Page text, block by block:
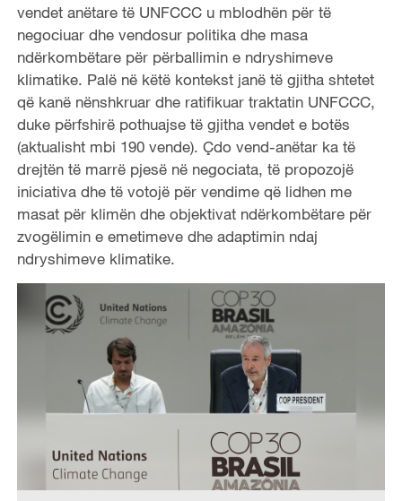
vendet anëtare të UNFCCC u mblodhën për të
negociuar dhe vendosur politika dhe masa
ndërkombëtare për përballimin e ndryshimeve
klimatike. Palë në këtë kontekst janë të gjitha shtetet
që kanë nënshkruar dhe ratifikuar traktatin UNFCCC,
duke përfshirë pothuajse të gjitha vendet e botës
(aktualisht mbi 190 vende). Çdo vend-anëtar ka të
drejtën të marrë pjesë në negociata, të propozojë
iniciativa dhe të votojë për vendime që lidhen me
masat për klimën dhe objektivat ndërkombëtare për
zvogëlimin e emetimeve dhe adaptimin ndaj
ndryshimeve klimatike.